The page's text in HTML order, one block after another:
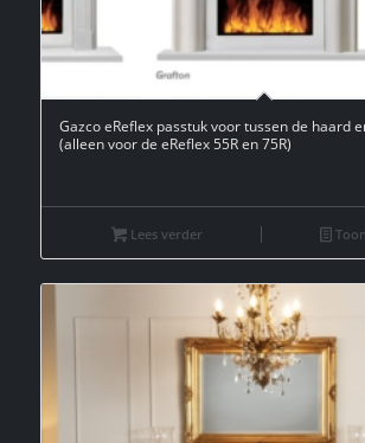
Gazco eReflex passtuk voor tussen de haard
(alleen voor de eReflex 55R en 75R)
Lees verder